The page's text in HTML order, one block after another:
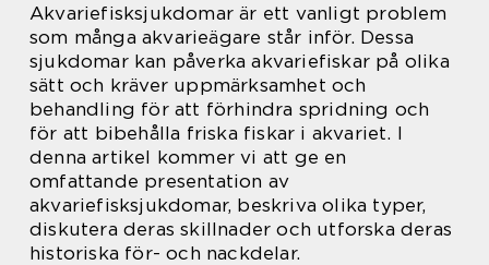
Akvariefisksjukdomar är ett vanligt problem
som många akvarieägare står inför. Dessa
sjukdomar kan påverka akvariefiskar på olika
sätt och kräver uppmärksamhet och
behandling för att förhindra spridning och
för att bibehålla friska fiskar i akvariet. I
denna artikel kommer vi att ge en
omfattande presentation av
akvariefisksjukdomar, beskriva olika typer,
diskutera deras skillnader och utforska deras
historiska för- och nackdelar.